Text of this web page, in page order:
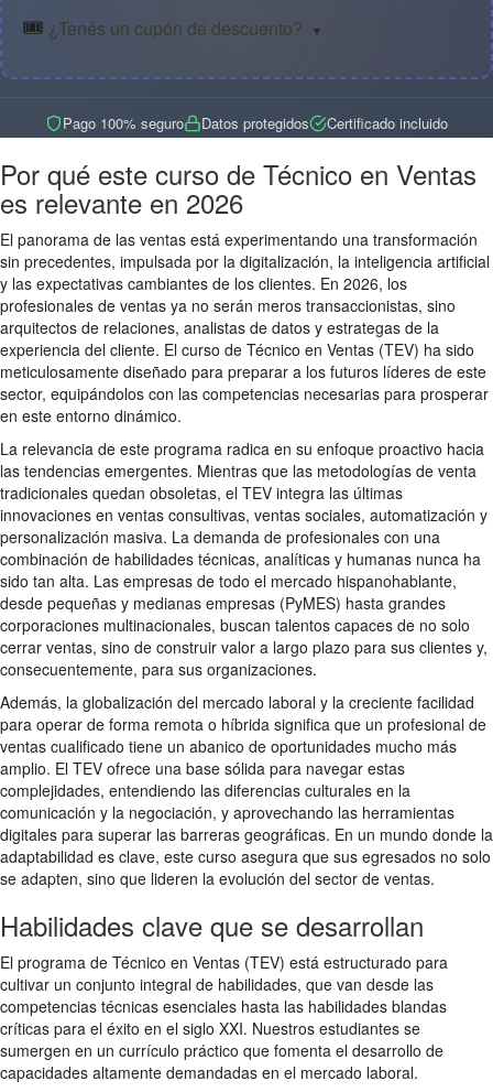
🎟️ ¿Tenés un cupón de descuento? ▼
Pago 100% seguro Datos protegidos Certificado incluido
Por qué este curso de Técnico en Ventas
es relevante en 2026
El panorama de las ventas está experimentando una transformación
sin precedentes, impulsada por la digitalización, la inteligencia artificial
y las expectativas cambiantes de los clientes. En 2026, los
profesionales de ventas ya no serán meros transaccionistas, sino
arquitectos de relaciones, analistas de datos y estrategas de la
experiencia del cliente. El curso de Técnico en Ventas (TEV) ha sido
meticulosamente diseñado para preparar a los futuros líderes de este
sector, equipándolos con las competencias necesarias para prosperar
en este entorno dinámico.
La relevancia de este programa radica en su enfoque proactivo hacia
las tendencias emergentes. Mientras que las metodologías de venta
tradicionales quedan obsoletas, el TEV integra las últimas
innovaciones en ventas consultivas, ventas sociales, automatización y
personalización masiva. La demanda de profesionales con una
combinación de habilidades técnicas, analíticas y humanas nunca ha
sido tan alta. Las empresas de todo el mercado hispanohablante,
desde pequeñas y medianas empresas (PyMES) hasta grandes
corporaciones multinacionales, buscan talentos capaces de no solo
cerrar ventas, sino de construir valor a largo plazo para sus clientes y,
consecuentemente, para sus organizaciones.
Además, la globalización del mercado laboral y la creciente facilidad
para operar de forma remota o híbrida significa que un profesional de
ventas cualificado tiene un abanico de oportunidades mucho más
amplio. El TEV ofrece una base sólida para navegar estas
complejidades, entendiendo las diferencias culturales en la
comunicación y la negociación, y aprovechando las herramientas
digitales para superar las barreras geográficas. En un mundo donde la
adaptabilidad es clave, este curso asegura que sus egresados no solo
se adapten, sino que lideren la evolución del sector de ventas.
Habilidades clave que se desarrollan
El programa de Técnico en Ventas (TEV) está estructurado para
cultivar un conjunto integral de habilidades, que van desde las
competencias técnicas esenciales hasta las habilidades blandas
críticas para el éxito en el siglo XXI. Nuestros estudiantes se
sumergen en un currículo práctico que fomenta el desarrollo de
capacidades altamente demandadas en el mercado laboral.